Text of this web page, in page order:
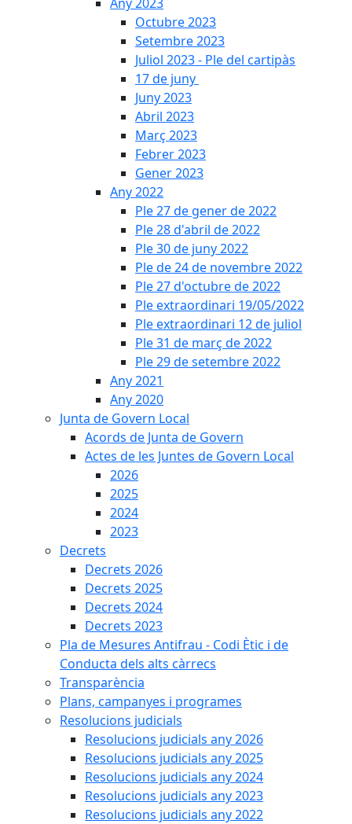
Octubre 2023
Setembre 2023
Juliol 2023 - Ple del cartipàs
17 de juny
Juny 2023
Abril 2023
Març 2023
Febrer 2023
Gener 2023
Any 2022
Ple 27 de gener de 2022
Ple 28 d'abril de 2022
Ple 30 de juny 2022
Ple de 24 de novembre 2022
Ple 27 d'octubre de 2022
Ple extraordinari 19/05/2022
Ple extraordinari 12 de juliol
Ple 31 de març de 2022
Ple 29 de setembre 2022
Any 2021
Any 2020
Junta de Govern Local
Acords de Junta de Govern
Actes de les Juntes de Govern Local
2026
2025
2024
2023
Decrets
Decrets 2026
Decrets 2025
Decrets 2024
Decrets 2023
Pla de Mesures Antifrau - Codi Ètic i de
Conducta dels alts càrrecs
Transparència
Plans, campanyes i programes
Resolucions judicials
Resolucions judicials any 2026
Resolucions judicials any 2025
Resolucions judicials any 2024
Resolucions judicials any 2023
Resolucions judicials any 2022